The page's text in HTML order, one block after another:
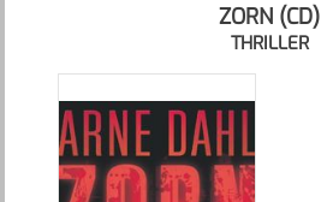
ZORN (CD)
THRILLER